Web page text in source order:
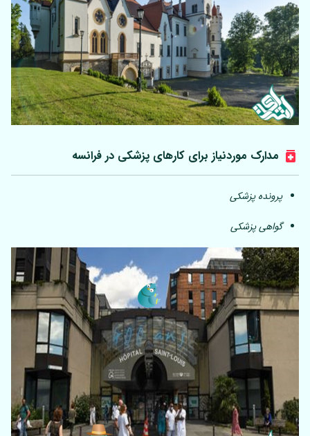
مدارک موردنیاز برای کارهای پزشکی در فرانسه
پرونده پزشکی
گواهی پزشکی